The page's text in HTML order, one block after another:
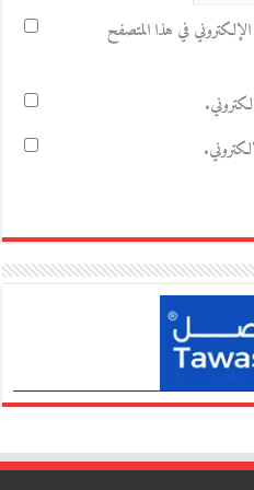
في هذا المتصفح